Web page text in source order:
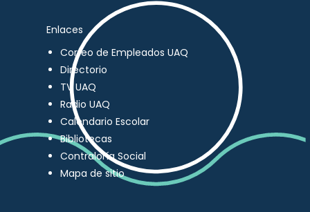
Enlaces
Correo de Empleados UAQ
Directorio
TV UAQ
Radio UAQ
Calendario Escolar
Bibliotecas
Contraloría Social
Mapa de sitio